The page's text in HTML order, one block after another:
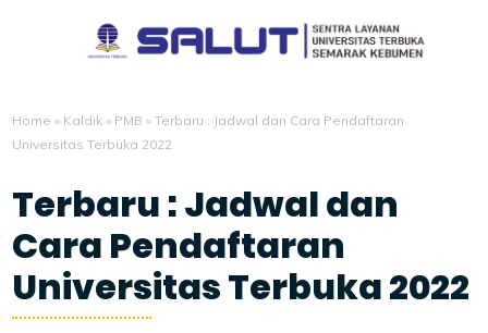
Home » Kaldik » PMB »Terbaru : Jadwal dan Cara Pendaftaran
Universitas Terbuka 2022
Terbaru : Jadwal dan
Cara Pendaftaran
Universitas Terbuka 2022